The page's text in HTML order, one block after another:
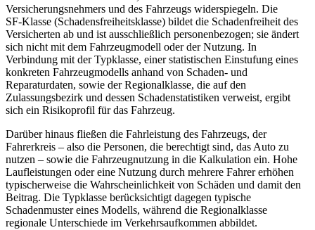
Versicherungsnehmers und des Fahrzeugs widerspiegeln. Die
SF‑Klasse (Schadensfreiheitsklasse) bildet die Schadenfreiheit des
Versicherten ab und ist ausschließlich personenbezogen; sie ändert
sich nicht mit dem Fahrzeugmodell oder der Nutzung. In
Verbindung mit der Typklasse, einer statistischen Einstufung eines
konkreten Fahrzeugmodells anhand von Schaden- und
Reparaturdaten, sowie der Regionalklasse, die auf den
Zulassungsbezirk und dessen Schadenstatistiken verweist, ergibt
sich ein Risikoprofil für das Fahrzeug.
Darüber hinaus fließen die Fahrleistung des Fahrzeugs, der
Fahrerkreis – also die Personen, die berechtigt sind, das Auto zu
nutzen – sowie die Fahrzeugnutzung in die Kalkulation ein. Hohe
Laufleistungen oder eine Nutzung durch mehrere Fahrer erhöhen
typischerweise die Wahrscheinlichkeit von Schäden und damit den
Beitrag. Die Typklasse berücksichtigt dagegen typische
Schadenmuster eines Modells, während die Regionalklasse
regionale Unterschiede im Verkehrsaufkommen abbildet.